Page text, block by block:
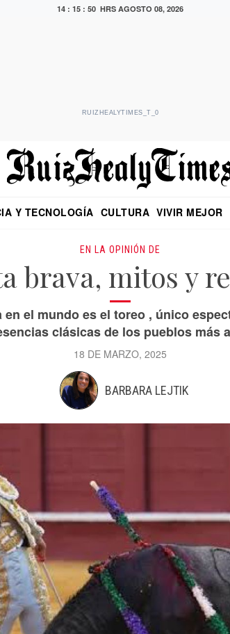
14 : 15 : 51 HRS AGOSTO 08, 2026
RUIZHEALYTIMES_T_0
Y TECNOLOGÍA CULTURA VIVIR MEJOR
EN LA OPINIÓN DE
brava, mitos y
en el mundo es el toreo , único
clásicas de los pueblos más
18 DE MARZO, 2025
BARBARA LEJTIK